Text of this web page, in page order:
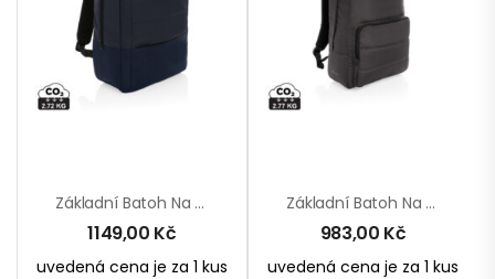
Základní Batoh Na 15.6″ Notebook Armond Z RPET AWARE™
1149,00 Kč
uvedená cena je za 1 kus
Základní Batoh Na 15.6″ Notebook Impact Z RPET AWARE™
983,00 Kč
uvedená cena je za 1 kus